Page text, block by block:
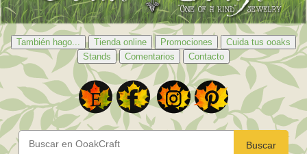
También hago... Tienda online Promociones
Cuida tus ooaks
Stands
Comentarios Contacto
Buscar